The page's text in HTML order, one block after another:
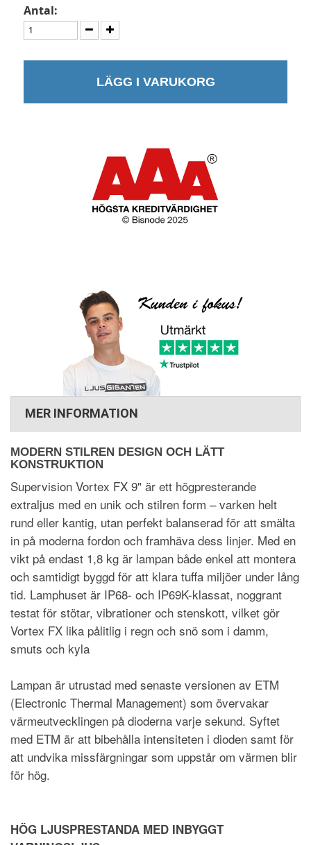
Antal:
LÄGG I VARUKORG
MER INFORMATION
MODERN STILREN DESIGN OCH LÄTT
KONSTRUKTION
Supervision Vortex FX 9" är ett högpresterande
extraljus med en unik och stilren form – varken helt
rund eller kantig, utan perfekt balanserad för att smälta
in på moderna fordon och framhäva dess linjer. Med en
vikt på endast 1,8 kg är lampan både enkel att montera
och samtidigt byggd för att klara tuffa miljöer under lång
tid. Lamphuset är IP68- och IP69K-klassat, noggrant
testat för stötar, vibrationer och stenskott, vilket gör
Vortex FX lika pålitlig i regn och snö som i damm,
smuts och kyla
Lampan är utrustad med senaste versionen av ETM
(Electronic Thermal Management) som övervakar
värmeutvecklingen på dioderna varje sekund. Syftet
med ETM är att bibehålla intensiteten i dioden samt för
att undvika missfärgningar som uppstår om värmen blir
för hög.
HÖG LJUSPRESTANDA MED INBYGGT